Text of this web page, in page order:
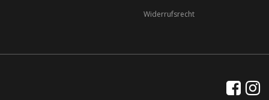
Widerrufsrecht